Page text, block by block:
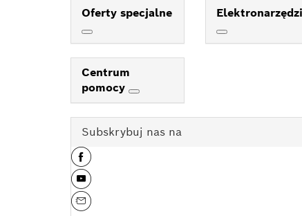
Oferty specjalne
Centrum
pomocy
Subskrybuj nas na